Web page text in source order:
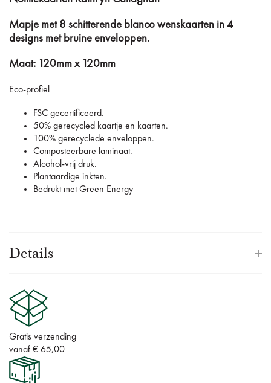
Mapje met 8 schitterende blanco wenskaarten in 4
designs met bruine enveloppen.
Maat: 120mm x 120mm
Eco-profiel
FSC gecertificeerd.
50% gerecycled kaartje en kaarten.
100% gerecyclede enveloppen.
Composteerbare laminaat.
Alcohol-vrij druk.
Plantaardige inkten.
Bedrukt met Green Energy
Details
Gratis verzending
vanaf € 65,00